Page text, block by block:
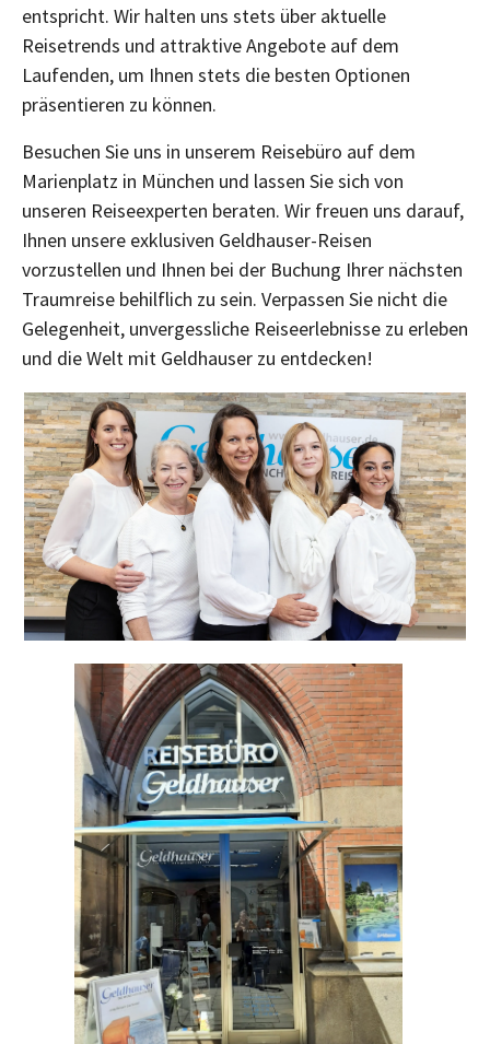
entspricht. Wir halten uns stets über aktuelle
Reisetrends und attraktive Angebote auf dem
Laufenden, um Ihnen stets die besten Optionen
präsentieren zu können.
Besuchen Sie uns in unserem Reisebüro auf dem
Marienplatz in München und lassen Sie sich von
unseren Reiseexperten beraten. Wir freuen uns darauf,
Ihnen unsere exklusiven Geldhauser-Reisen
vorzustellen und Ihnen bei der Buchung Ihrer nächsten
Traumreise behilflich zu sein. Verpassen Sie nicht die
Gelegenheit, unvergessliche Reiseerlebnisse zu erleben
und die Welt mit Geldhauser zu entdecken!